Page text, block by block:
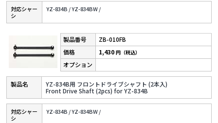
対応シャー
シ
YZ-834B /YZ-834BW /
ZB-010FB
YZ-834B用 フロントドライブシャフト (2本入)
Front Drive Shaft (2pcs) for YZ-834B
1,430円（税込）
対応シャー
シ
YZ-834B /YZ-834BW /